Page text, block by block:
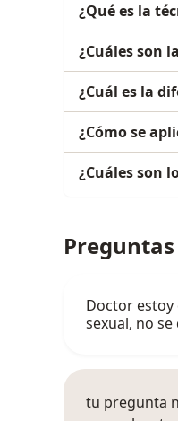
¿Qué es la
¿Cuáles son
¿Cuál es la
¿Cómo se
¿Cuáles son
Doctor estoy
sexual, no se
tu pregunta